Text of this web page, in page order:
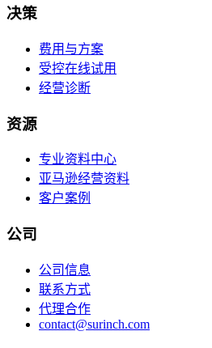
决策
费用与方案
受控在线试用
经营诊断
资源
专业资料中心
亚马逊经营资料
客户案例
公司
公司信息
联系方式
代理合作
contact@surinch.com